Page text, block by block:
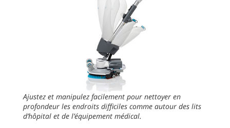
Ajustez et manipulez facilement pour nettoyer en
profondeur les endroits difficiles comme autour des lits
d’hôpital et de l’équipement médical.